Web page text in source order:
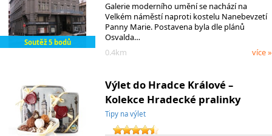
Soutěž 5 bodů
Galerie moderního umění se nachází na
Velkém náměstí naproti kostelu Nanebevzetí
Panny Marie. Postavena byla dle plánů
Osvalda…
0.4km
více »
Výlet do Hradce Králové –
Kolekce Hradecké pralinky
Tipy na výlet